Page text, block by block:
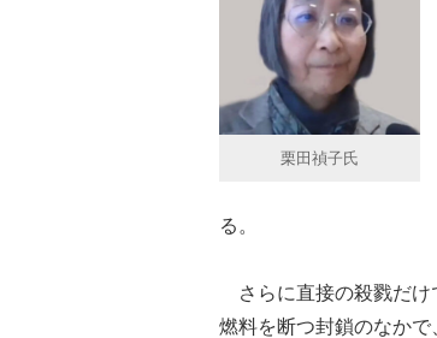
栗田禎子氏
る。
さらに直接の殺戮だけ
燃料を断つ封鎖のなか